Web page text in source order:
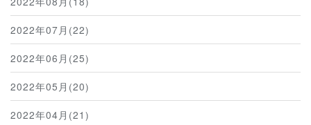
2022年07月(22)
2022年06月(25)
2022年05月(20)
2022年04月(21)